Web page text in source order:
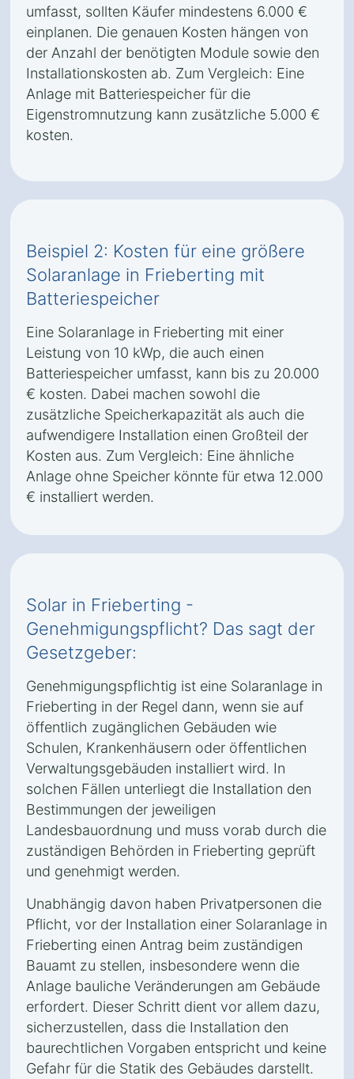
umfasst, sollten Käufer mindestens 6.000 €
einplanen. Die genauen Kosten hängen von
der Anzahl der benötigten Module sowie den
Installationskosten ab. Zum Vergleich: Eine
Anlage mit Batteriespeicher für die
Eigenstromnutzung kann zusätzliche 5.000 €
kosten.
Beispiel 2: Kosten für eine größere
Solaranlage in Frieberting mit
Batteriespeicher
Eine Solaranlage in Frieberting mit einer
Leistung von 10 kWp, die auch einen
Batteriespeicher umfasst, kann bis zu 20.000
€ kosten. Dabei machen sowohl die
zusätzliche Speicherkapazität als auch die
aufwendigere Installation einen Großteil der
Kosten aus. Zum Vergleich: Eine ähnliche
Anlage ohne Speicher könnte für etwa 12.000
€ installiert werden.
Solar in Frieberting -
Genehmigungspflicht? Das sagt der
Gesetzgeber:
Genehmigungspflichtig ist eine Solaranlage in
Frieberting in der Regel dann, wenn sie auf
öffentlich zugänglichen Gebäuden wie
Schulen, Krankenhäusern oder öffentlichen
Verwaltungsgebäuden installiert wird. In
solchen Fällen unterliegt die Installation den
Bestimmungen der jeweiligen
Landesbauordnung und muss vorab durch die
zuständigen Behörden in Frieberting geprüft
und genehmigt werden.
Unabhängig davon haben Privatpersonen die
Pflicht, vor der Installation einer Solaranlage in
Frieberting einen Antrag beim zuständigen
Bauamt zu stellen, insbesondere wenn die
Anlage bauliche Veränderungen am Gebäude
erfordert. Dieser Schritt dient vor allem dazu,
sicherzustellen, dass die Installation den
baurechtlichen Vorgaben entspricht und keine
Gefahr für die Statik des Gebäudes darstellt.